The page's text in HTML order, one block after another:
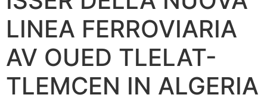
LINEA FERROVIARIA
AV OUED TLELAT-
TLEMCEN IN ALGERIA